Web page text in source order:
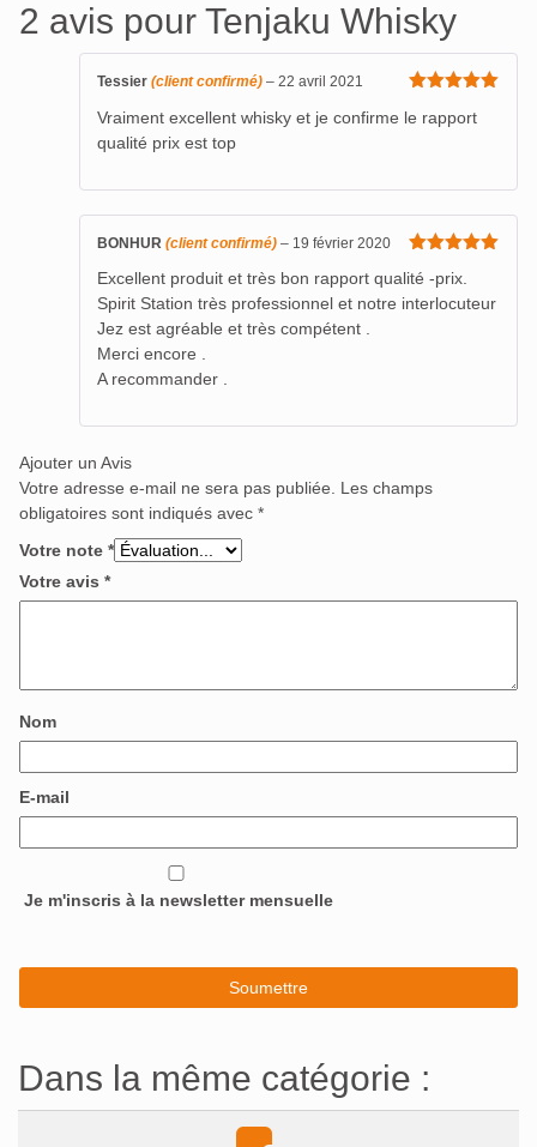
2 avis pour Tenjaku Whisky
5
Tessier (client confirmé) – 22 avril 2021
Vraiment excellent whisky et je confirme le rapport
qualité prix est top
5
BONHUR (client confirmé) – 19 février 2020
Excellent produit et très bon rapport qualité -prix.
Spirit Station très professionnel et notre interlocuteur
Jez est agréable et très compétent .
Merci encore .
A recommander .
Ajouter un Avis
Votre adresse e-mail ne sera pas publiée. Les champs
obligatoires sont indiqués avec *
Votre note *
Votre avis *
Nom
E-mail
Je m'inscris à la newsletter mensuelle
Dans la même catégorie :